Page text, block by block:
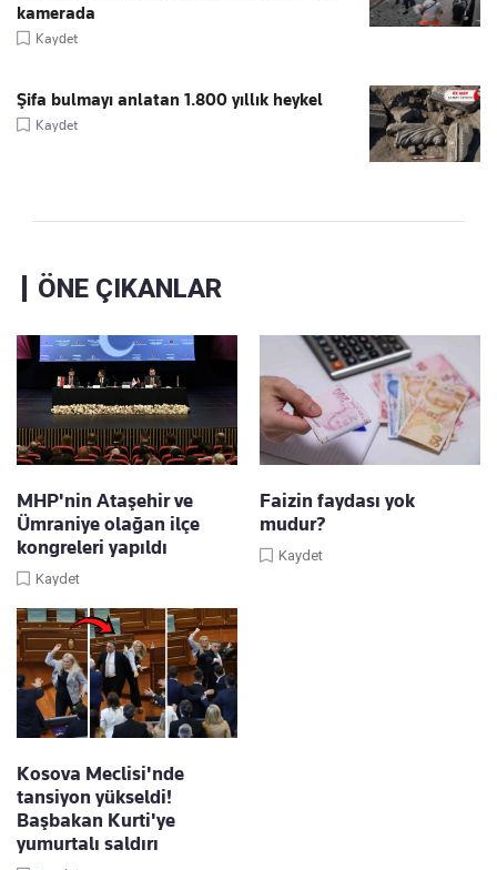
kamerada
Kaydet
Şifa bulmayı anlatan 1.800 yıllık heykel
Kaydet
ÖNE ÇIKANLAR
MHP'nin Ataşehir ve
Ümraniye olağan ilçe
kongreleri yapıldı
Kaydet
Faizin faydası yok
mudur?
Kaydet
Kosova Meclisi'nde
tansiyon yükseldi!
Başbakan Kurti'ye
yumurtalı saldırı